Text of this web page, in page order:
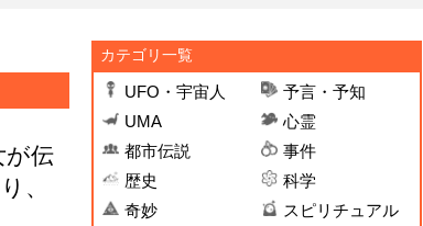
が伝
、
カテゴリ一覧
UFO・宇宙人
予言・予知
UMA
心霊
都市伝説
事件
歴史
科学
奇妙
スピリチュアル